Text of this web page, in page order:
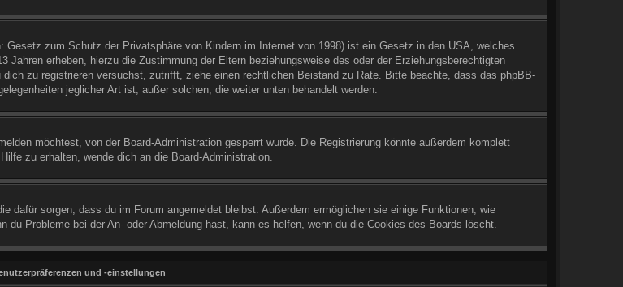
zum Schutz der Privatsphäre von Kindern im Internet von 1998) ist ein Gesetz in den USA, welches
erheben, hierzu die Zustimmung der Eltern beziehungsweise des oder der Erziehungsberechtigten
zu registrieren versuchst, zutrifft, ziehe einen rechtlichen Beistand zu Rate. Bitte beachte, dass das phpBB-
jeglicher Art ist; außer solchen, die weiter unten behandelt werden.
möchtest, von der Board-Administration gesperrt wurde. Die Registrierung könnte außerdem komplett
zu erhalten, wende dich an die Board-Administration.
dafür sorgen, dass du im Forum angemeldet bleibst. Außerdem ermöglichen sie einige Funktionen, wie
du Probleme bei der An- oder Abmeldung hast, kann es helfen, wenn du die Cookies des Boards löscht.
und -einstellungen